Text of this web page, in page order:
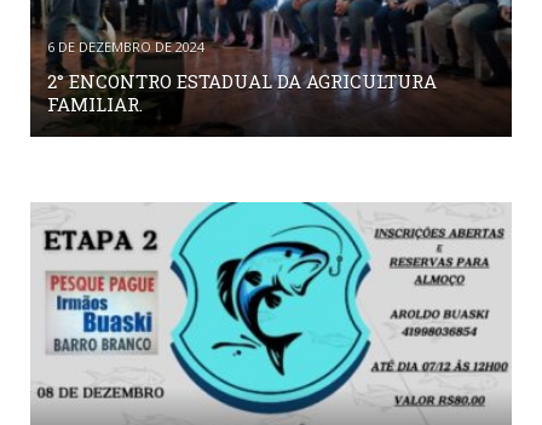
6 DE DEZEMBRO DE 2024
2° ENCONTRO ESTADUAL DA AGRICULTURA
FAMILIAR.